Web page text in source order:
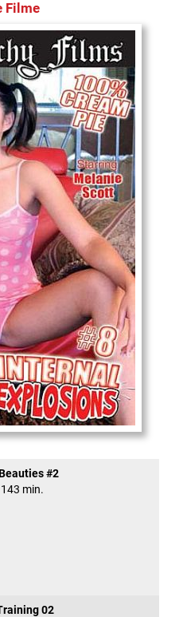
Filme
#2
min.
02